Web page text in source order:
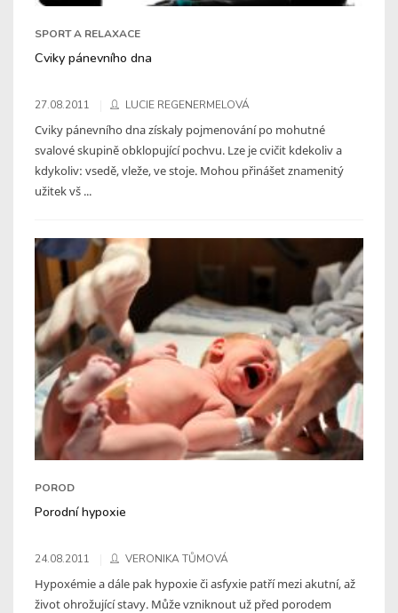
SPORT A RELAXACE
Cviky pánevního dna
27.08.2011 LUCIE REGENERMELOVÁ
Cviky pánevního dna získaly pojmenování po mohutné
svalové skupině obklopující pochvu. Lze je cvičit kdekoliv a
kdykoliv: vsedě, vleže, ve stoje. Mohou přinášet znamenitý
užitek vš ...
POROD
Porodní hypoxie
24.08.2011 VERONIKA TŮMOVÁ
Hypoxémie a dále pak hypoxie či asfyxie patří mezi akutní, až
život ohrožující stavy. Může vzniknout už před porodem